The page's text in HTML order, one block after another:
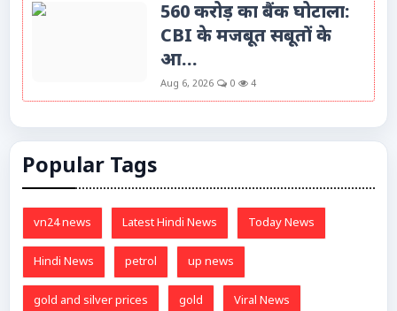
560 करोड़ का बैंक घोटाला:
CBI के मजबूत सबूतों के
आ...
Aug 6, 2026 0 4
Popular Tags
vn24 news Latest Hindi News Today News
Hindi News petrol up news
gold and silver prices gold Viral News